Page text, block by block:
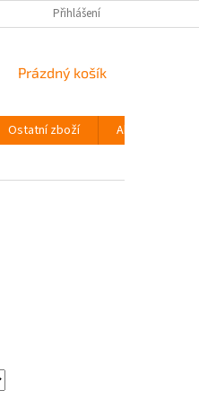
Přihlášení
NÁKUPNÍ
Prázdný košík
Ostatní zboží Akce